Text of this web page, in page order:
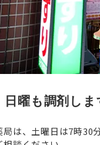
日曜も調剤しま
局は、土曜日は7時30